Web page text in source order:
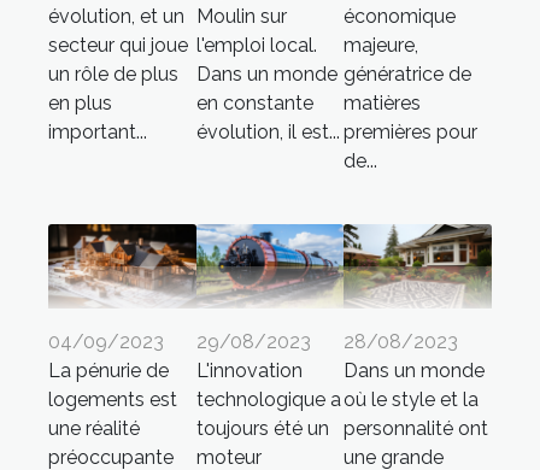
évolution, et un
secteur qui joue
un rôle de plus
en plus
important...
Moulin sur
l'emploi local.
Dans un monde
en constante
évolution, il est...
économique
majeure,
génératrice de
matières
premières pour
de...
04/09/2023
La pénurie de
logements est
une réalité
préoccupante
29/08/2023
L'innovation
technologique a
toujours été un
moteur
28/08/2023
Dans un monde
où le style et la
personnalité ont
une grande